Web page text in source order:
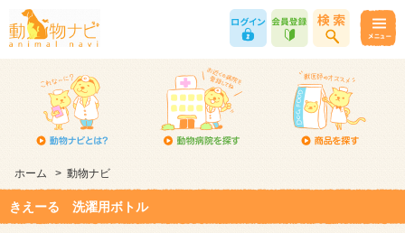
ホーム > 動物ナビ
きえーる 洗濯用ボトル